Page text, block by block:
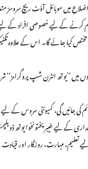
میں موبائل آؤٹ ریچ سروسز
کے لیے خصوصی افراد کے
کیا جائے گا۔ اس کے علاوہ
’’یوتھ انٹرن شپ پروگرامز‘‘
کی جائیں گی، کمیونٹی سروس
کے لیے خیبرپختونخوا یوتھ
لیے تعلیم، مہارت، روزگار اور